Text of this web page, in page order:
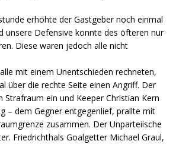
erhöhte der Gastgeber noch einmal
unsere Defensive konnte des öfteren nur
Diese waren jedoch alle nicht
mit einem Unentschieden rechneten,
über die rechte Seite einen Angriff. Der
Strafraum ein und Keeper Christian Kern
– dem Gegner entgegenlief, prallte mit
zusammen. Der Unparteiische
Friedrichthals Goalgetter Michael Graul,